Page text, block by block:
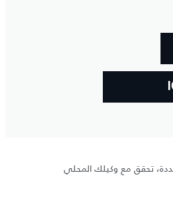
تحقق مع وكيلك المحلي